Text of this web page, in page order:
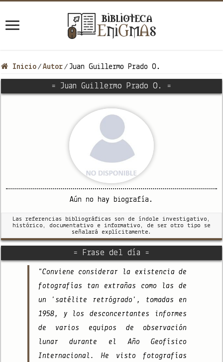
Inicio / Autor / Juan Guillermo Prado O.
= Juan Guillermo Prado O. =
Aún no hay biografía.
Las referencias bibliográficas son de índole investigativo,
histórico, documentativo e informativo, de ser otro tipo se
señalará explícitamente.
= Frase del día =
"Conviene considerar la existencia de
fotografías tan extrañas como las de
un 'satélite retrógrado', tomadas en
1958, y los desconcertantes informes
de varios equipos de observación
lunar durante el Año Geofísico
Internacional. He visto fotografías